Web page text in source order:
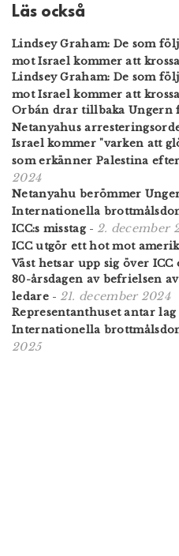
Läs också
Lindsey Graham: De som
mot Israel kommer att
Lindsey Graham: De som
mot Israel kommer att
Orbán drar tillbaka Ungern
Netanyahus
Israel kommer "varken att
som erkänner Palestina
2024
Netanyahu berömmer
Internationella
ICC:s misstag- 2. december
ICC utgör ett hot mot
Väst hetsar upp sig över ICC
80-årsdagen av befrielsen
ledare- 21. december 2024
Representanthuset antar
Internationella
2025